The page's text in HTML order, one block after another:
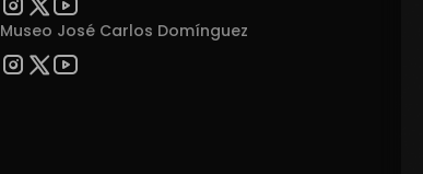
Museo José Carlos Domínguez